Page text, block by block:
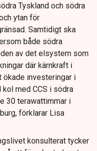
Tyskland och södra
ytan för
Samtidigt ska
både södra
av det elsystem som
där kärnkraft i
ökade investeringar i
med CCS i södra
30 terawattimmar i
förklarar Lisa
konsulterat tycker